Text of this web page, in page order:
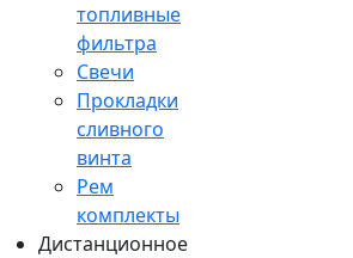
топливные
фильтра
Свечи
Прокладки
сливного
винта
Рем
комплекты
Дистанционное